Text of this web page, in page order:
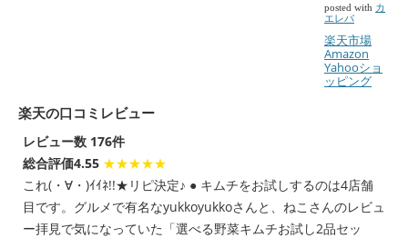
posted with カ
エレバ
楽天市場
Amazon
Yahooショ
ッピング
楽天の口コミレビュー
レビュー数 176件
総合評価4.55 ★★★★★
これ(・∀・)ｲｲﾈ!!★リピ決定♪ ● キムチをお試しするのは4店舗
目です。グルメで有名なyukkoyukkoさんと、ねこさんのレビュ
ー拝見で気になっていた「選べる野菜キムチお試し2品セッ